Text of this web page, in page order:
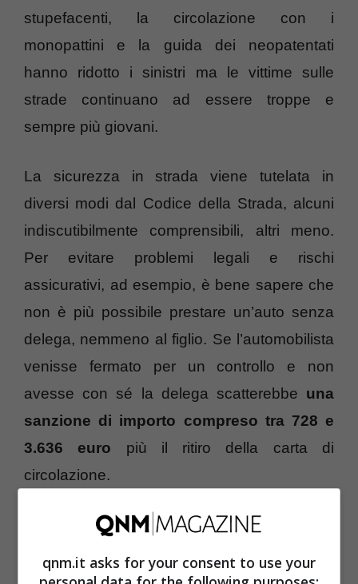
stupefacenti, la circolazione con i
monopattini e la guida dei neopatentati
hanno ridotto i sinistri ma le vittime sulle
strade continuano ad essere troppe e
sempre più giovani.
La sicurezza in strada viene tutelata in
diversi modi dal Codice della Strada, alcuni
indiscutibilmente comprensibili, altri meno.
Per evitare problemi legali e rischi
assicurativi, ad esempio, è bene sapere che
non è più possibile prestare un’auto senza
delega, nemmeno al figlio. Se l’automobilista
venisse fermato per un controllo e non
avesse con sé la delega scatterebbe una
sanzione di importo compreso tra 728 e
3.636 euro più il ritiro della carta di
circolazione.
Serve la delega per prestare l’auto: i
dettagli
qnm.it asks for your consent to use your